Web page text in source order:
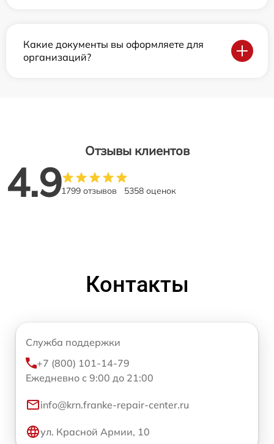
Какие документы вы оформляете для
организаций?
Отзывы клиентов
4.91799 отзывов 5358 оценок
Контакты
Служба поддержки
+7 (800) 101-14-79
Ежедневно с 9:00 до 21:00
info@krn.franke-repair-center.ru
ул. Красной Армии, 10